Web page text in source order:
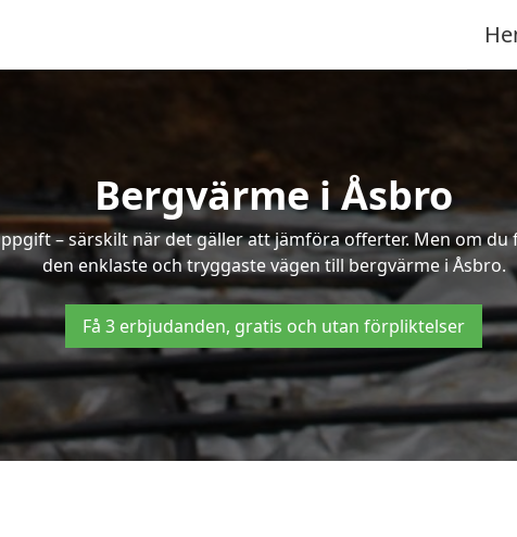
Bergvärme i Åsbro
– särskilt när det gäller att jämföra offerter. Men om
den enklaste och tryggaste vägen till bergvärme i Åsbro.
Få 3 erbjudanden, gratis och utan förpliktelser